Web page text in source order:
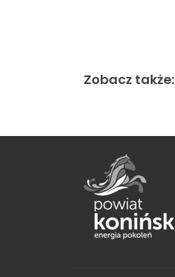
Zobacz także: